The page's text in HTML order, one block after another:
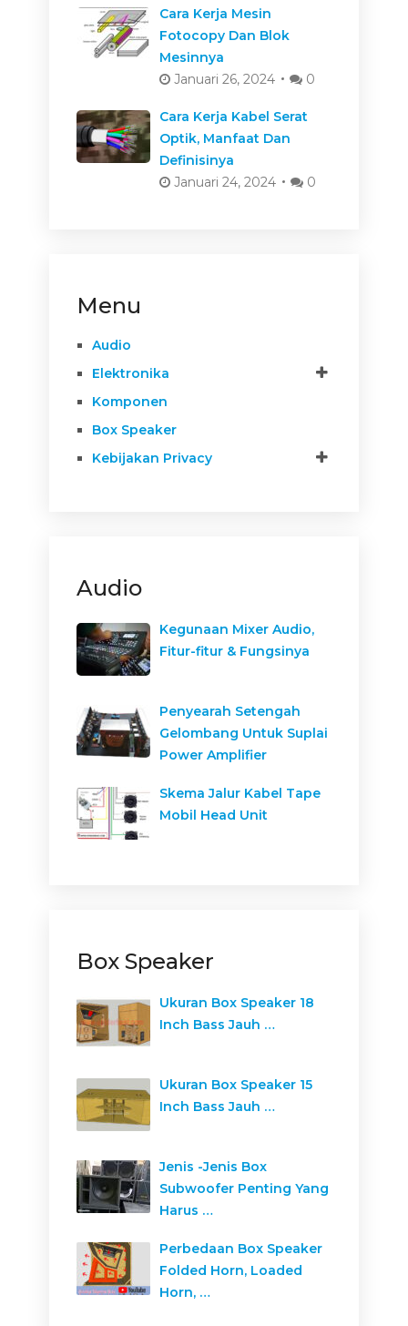
Cara Kerja Mesin
Fotocopy Dan Blok
Mesinnya
Januari 26, 2024
0
Cara Kerja Kabel Serat
Optik, Manfaat Dan
Definisinya
Januari 24, 2024
0
Menu
Audio
Elektronika
Komponen
Box Speaker
Kebijakan Privacy
Audio
Kegunaan Mixer Audio,
Fitur-fitur & Fungsinya
Penyearah Setengah
Gelombang Untuk Suplai
Power Amplifier
Skema Jalur Kabel Tape
Mobil Head Unit
Box Speaker
Ukuran Box Speaker 18
Inch Bass Jauh …
Ukuran Box Speaker 15
Inch Bass Jauh …
Jenis -Jenis Box
Subwoofer Penting Yang
Harus …
Perbedaan Box Speaker
Folded Horn, Loaded
Horn, …